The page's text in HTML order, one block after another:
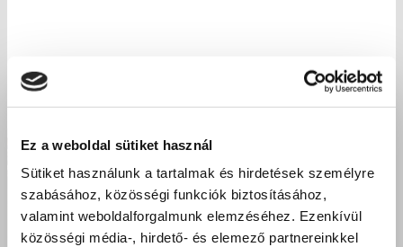
Ez a weboldal sütiket használ
Sütiket használunk a tartalmak és hirdetések személyre
szabásához, közösségi funkciók biztosításához,
valamint weboldalforgalmunk elemzéséhez. Ezenkívül
közösségi média-, hirdető- és elemező partnereinkkel